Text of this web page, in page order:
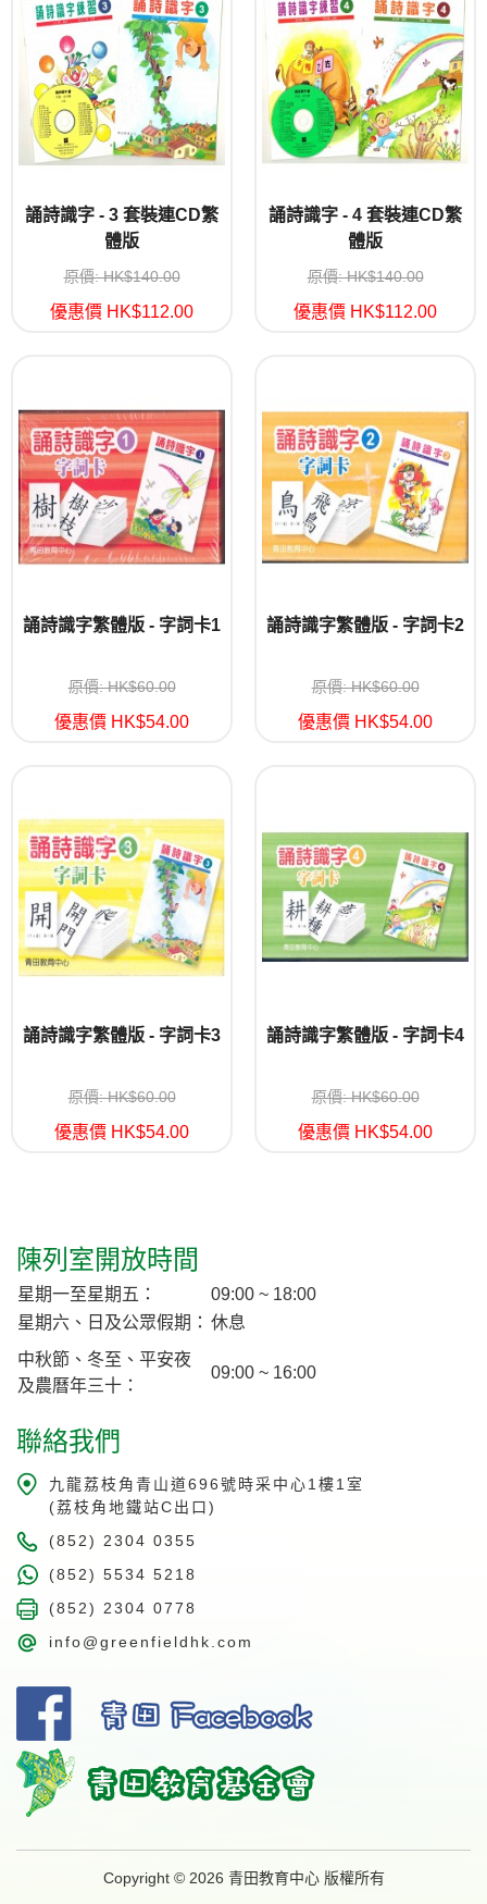
誦詩識字 - 3 套裝連CD繁
體版
原價: HK$140.00
優惠價 HK$112.00
誦詩識字 - 4 套裝連CD繁
體版
原價: HK$140.00
優惠價 HK$112.00
誦詩識字繁體版 - 字詞卡1
原價: HK$60.00
優惠價 HK$54.00
誦詩識字繁體版 - 字詞卡2
原價: HK$60.00
優惠價 HK$54.00
誦詩識字繁體版 - 字詞卡3
原價: HK$60.00
優惠價 HK$54.00
誦詩識字繁體版 - 字詞卡4
原價: HK$60.00
優惠價 HK$54.00
陳列室開放時間
星期一至星期五：
09:00 ~ 18:00
星期六、日及公眾假期： 休息
中秋節、冬至、平安夜
及農曆年三十：
09:00 ~ 16:00
聯絡我們
九龍荔枝角青山道696號時采中心1樓1室
(荔枝角地鐵站C出口)
(852) 2304 0355
(852) 5534 5218
(852) 2304 0778
info@greenfieldhk.com
Copyright © 2026 青田教育中心 版權所有